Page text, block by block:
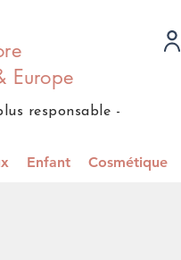
Europe
responsable -
Enfant Cosmétique